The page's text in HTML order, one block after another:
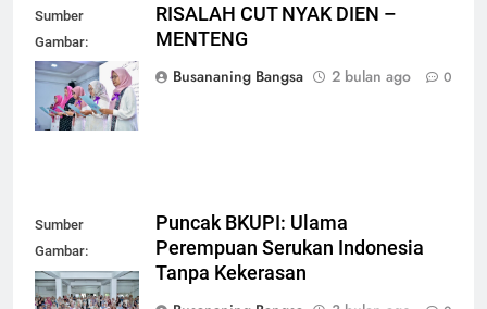
Sumber
Gambar:
Dokumen
Pribadi
RISALAH CUT NYAK DIEN –
MENTENG
Busananing Bangsa
2 bulan ago 0
Sumber
Gambar:
Dokumen
Pribadi
Puncak BKUPI: Ulama
Perempuan Serukan Indonesia
Tanpa Kekerasan